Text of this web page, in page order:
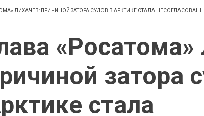
ЛИХАЧЕВ: ПРИЧИНОЙ ЗАТОРА СУДОВ В АРКТИКЕ СТАЛА
«Росатома»
затора
стала